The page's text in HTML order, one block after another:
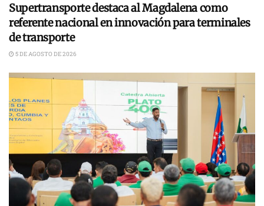
Supertransporte destaca al Magdalena como
referente nacional en innovación para terminales
de transporte
5 DE AGOSTO DE 2026